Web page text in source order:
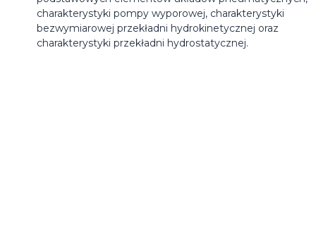
charakterystyki pompy wyporowej, charakterystyki
bezwymiarowej przekładni hydrokinetycznej oraz
charakterystyki przekładni hydrostatycznej.